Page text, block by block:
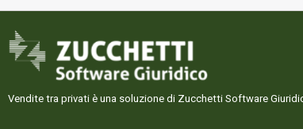
Vendite tra privati è una soluzione di Zucchetti Software